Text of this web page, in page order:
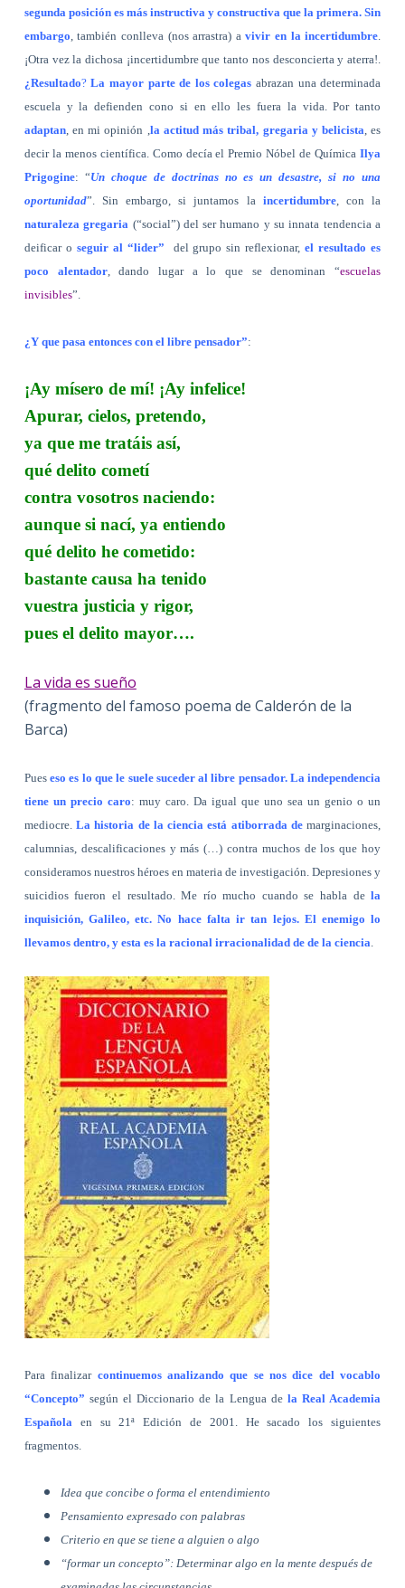
segunda posición es más instructiva y constructiva que la primera. Sin
embargo, también conlleva (nos arrastra) avivir en la incertidumbre.
¡Otra vez la dichosa ¡incertidumbre que tanto nos desconcierta y aterra!.
¿Resultado?La mayor parte de los colegas abrazan una determinada
escuela y la defienden cono si en ello les fuera la vida. Por tanto
adaptan, en mi opinión ,la actitud más tribal, gregaria y belicista, es
decir la menos científica. Como decía el Premio Nóbel de QuímicaIlya
Prigogine: “Un choque de doctrinas no es un desastre, si no una
oportunidad”. Sin embargo, si juntamos la incertidumbre, con la
naturaleza gregaria (“social”) del ser humano y su innata tendencia a
deificar o seguir al “lider” del grupo sin reflexionar,el resultado es
poco alentador, dando lugar a lo que se denominan “escuelas
invisibles”.
¿Y que pasa entonces con el libre pensador”:
¡Ay mísero de mí! ¡Ay infelice!
Apurar, cielos, pretendo,
ya que me tratáis así,
qué delito cometí
contra vosotros naciendo:
aunque si nací, ya entiendo
qué delito he cometido:
bastante causa ha tenido
vuestra justicia y rigor,
pues el delito mayor….
La vida es sueño
(fragmento del famoso poema de Calderón de la
Barca)
Pueseso es lo que le suele suceder al libre pensador. La independencia
tiene un precio caro: muy caro. Da igual que uno sea un genio o un
mediocre.La historia de la ciencia está atiborrada demarginaciones,
calumnias, descalificaciones y más (…) contra muchos de los que hoy
consideramos nuestros héroes en materia de investigación. Depresiones y
suicidios fueron el resultado. Me río mucho cuando se habla dela
inquisición, Galileo, etc. No hace falta ir tan lejos. El enemigo lo
llevamos dentro, y esta es la racional irracionalidad de de la ciencia.
Para finalizar continuemos analizando que se nos dice del vocablo
“Concepto” según el Diccionario de la Lengua de la Real Academia
Españolaen su 21ª Edición de 2001. He sacado los siguientes
fragmentos.
Idea que concibe o forma el entendimiento
Pensamiento expresado con palabras
Criterio en que se tiene a alguien o algo
“formar un concepto”: Determinar algo en la mente después de